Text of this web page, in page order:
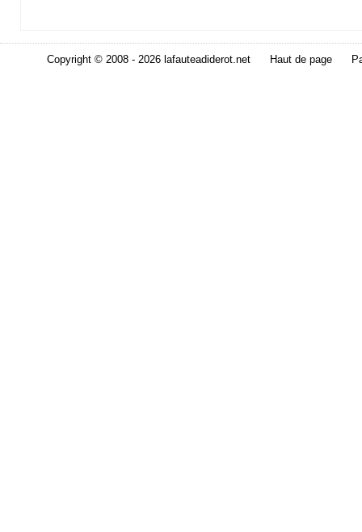
Copyright © 2008 - 2026 lafauteadiderot.net Haut de page